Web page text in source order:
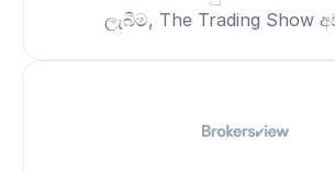
ලැබීම, The Trading Show